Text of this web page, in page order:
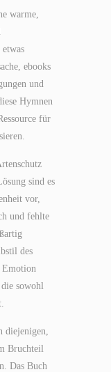
warme,
ebooks
und
Hymnen
für
sind es
vor,
und fehlte
des
Emotion
sowohl
diejenigen,
Bruchteil
Das Buch